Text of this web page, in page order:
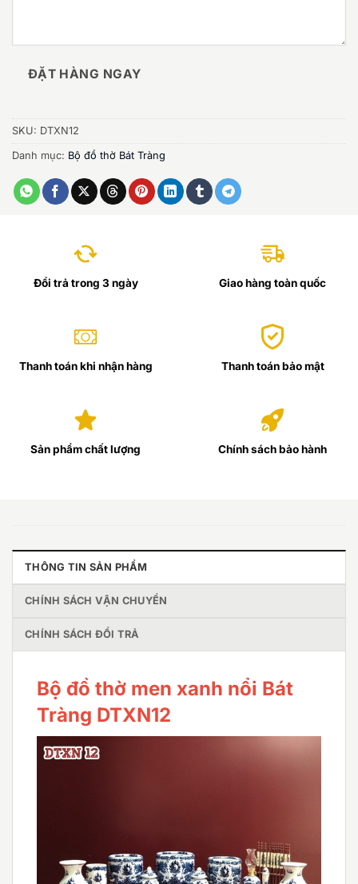
ĐẶT HÀNG NGAY
SKU: DTXN12
Danh mục: Bộ đồ thờ Bát Tràng
Đổi trả trong 3 ngày Giao hàng toàn quốc
Thanh toán khi nhận hàng Thanh toán bảo mật
Sản phẩm chất lượng Chính sách bảo hành
THÔNG TIN SẢN PHẨM
CHÍNH SÁCH VẬN CHUYỂN
CHÍNH SÁCH ĐỔI TRẢ
Bộ đồ thờ men xanh nổi Bát
Tràng DTXN12